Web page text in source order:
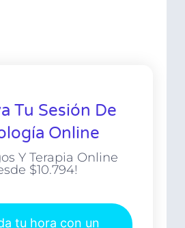
Tu Sesión De
Online
Y Terapia Online
$10.794!
tu hora con un